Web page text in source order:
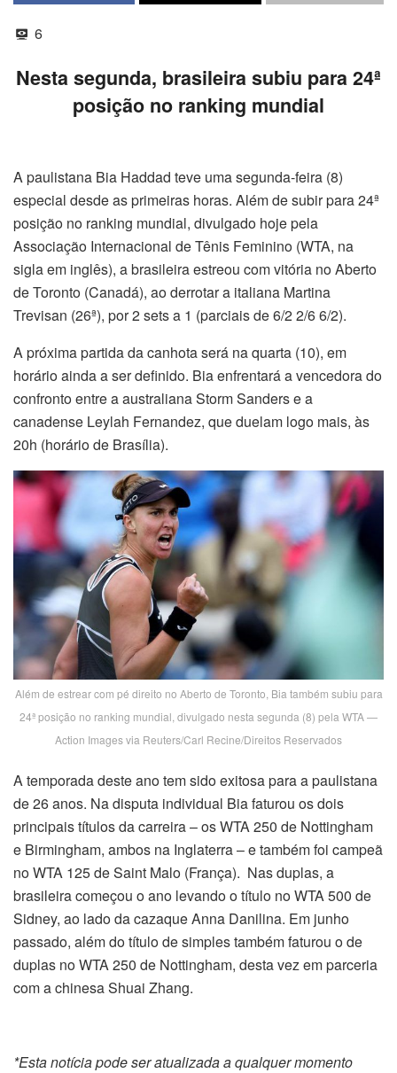
6
Nesta segunda, brasileira subiu para 24ª
posição no ranking mundial
A paulistana Bia Haddad teve uma segunda-feira (8)
especial desde as primeiras horas. Além de subir para 24ª
posição no ranking mundial, divulgado hoje pela
Associação Internacional de Tênis Feminino (WTA, na
sigla em inglês), a brasileira estreou com vitória no Aberto
de Toronto (Canadá), ao derrotar a italiana Martina
Trevisan (26ª), por 2 sets a 1 (parciais de 6/2 2/6 6/2).
A próxima partida da canhota será na quarta (10), em
horário ainda a ser definido. Bia enfrentará a vencedora do
confronto entre a australiana Storm Sanders e a
canadense Leylah Fernandez, que duelam logo mais, às
20h (horário de Brasília).
Além de estrear com pé direito no Aberto de Toronto, Bia também subiu para
24ª posição no ranking mundial, divulgado nesta segunda (8) pela WTA —
Action Images via Reuters/Carl Recine/Direitos Reservados
A temporada deste ano tem sido exitosa para a paulistana
de 26 anos. Na disputa individual Bia faturou os dois
principais títulos da carreira – os WTA 250 de Nottingham
e Birmingham, ambos na Inglaterra – e também foi campeã
no WTA 125 de Saint Malo (França). Nas duplas, a
brasileira começou o ano levando o título no WTA 500 de
Sidney, ao lado da cazaque Anna Danilina. Em junho
passado, além do título de simples também faturou o de
duplas no WTA 250 de Nottingham, desta vez em parceria
com a chinesa Shuai Zhang.
*Esta notícia pode ser atualizada a qualquer momento